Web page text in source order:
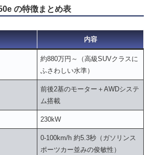
の特徴まとめ表
内容
約880万円～（高級SUVクラスに
ふさわしい水準）
前後2基のモーター＋AWDシステ
ム搭載
230kW
0-100km/h 約5.3秒（ガソリンス
ポーツカー並みの俊敏性）